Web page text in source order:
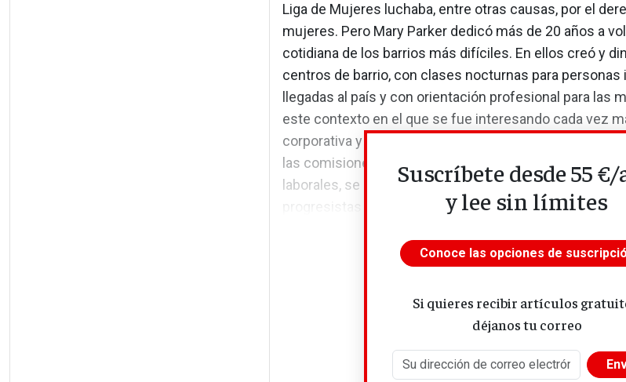
Liga de Mujeres luchaba, entre otras causas, por el
mujeres. Pero Mary Parker dedicó más de 20 años a
cotidiana de los barrios más difíciles. En ellos creó y
centros de barrio, con clases nocturnas para
llegadas al país y con orientación profesional para las
este contexto en el que se fue interesando cada vez
corporativa y la gestión empresarial. Como
las comisiones tripartitas sobre los salarios de las
laborales, se codeó con sindicalistas y empresarios.
progresistas y se pone a estudiar la...
Suscríbete desde 55
y lee sin límites
Conoce las opciones de
Si quieres recibir artículos
déjanos tu correo